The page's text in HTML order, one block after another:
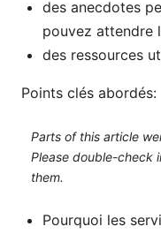
des anecdotes
pouvez attendre
des ressources
Points clés abordés:
Parts of this article
Please double-check
them.
Pourquoi les